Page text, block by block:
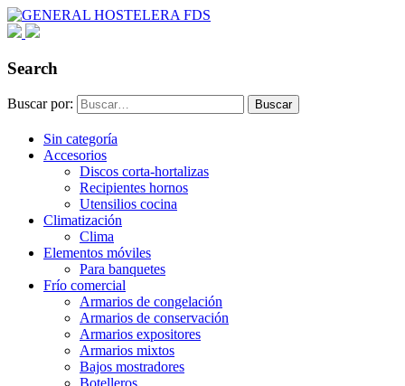
Search
Buscar por: Buscar
Sin categoría
Accesorios
Discos corta-hortalizas
Recipientes hornos
Utensilios cocina
Climatización
Clima
Elementos móviles
Para banquetes
Frío comercial
Armarios de congelación
Armarios de conservación
Armarios expositores
Armarios mixtos
Bajos mostradores